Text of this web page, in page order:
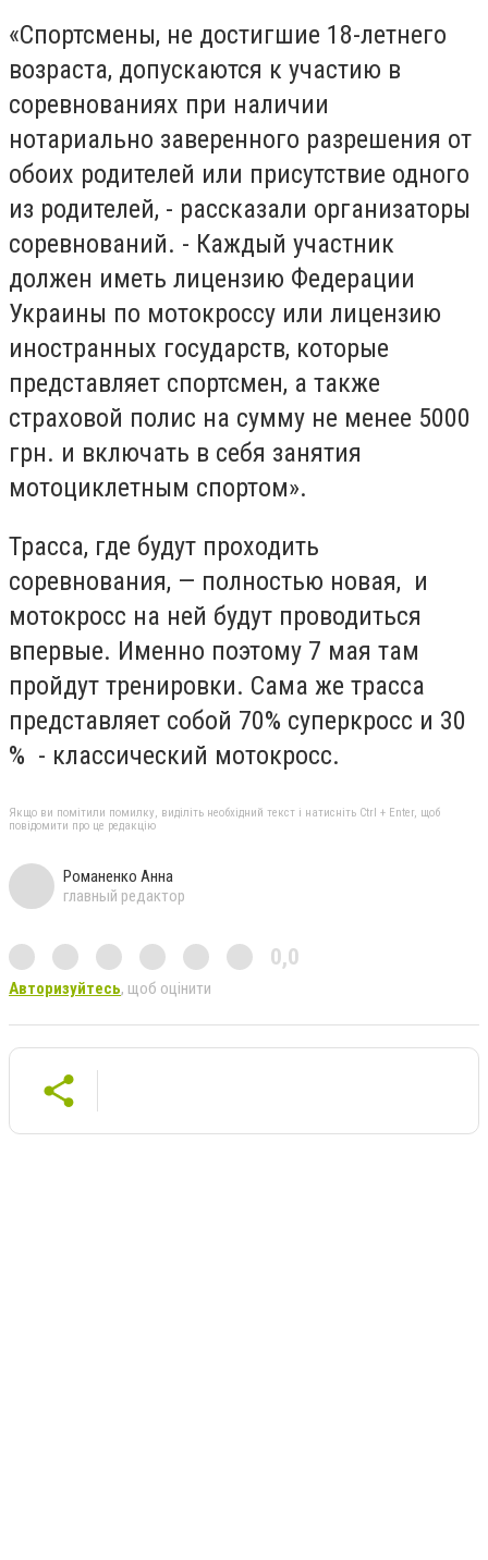
«Спортсмены, не достигшие 18-летнего
возраста, допускаются к участию в
соревнованиях при наличии
нотариально заверенного разрешения от
обоих родителей или присутствие одного
из родителей, - рассказали организаторы
соревнований. - Каждый участник
должен иметь лицензию Федерации
Украины по мотокроссу или лицензию
иностранных государств, которые
представляет спортсмен, а также
страховой полис на сумму не менее 5000
грн. и включать в себя занятия
мотоциклетным спортом».
Трасса, где будут проходить
соревнования, — полностью новая, и
мотокросс на ней будут проводиться
впервые. Именно поэтому 7 мая там
пройдут тренировки. Сама же трасса
представляет собой 70% суперкросс и 30
% - классический мотокросс.
Якщо ви помітили помилку, виділіть необхідний текст і натисніть Ctrl + Enter, щоб
повідомити про це редакцію
Романенко Анна
главный редактор
0,0
Авторизуйтесь, щоб оцінити